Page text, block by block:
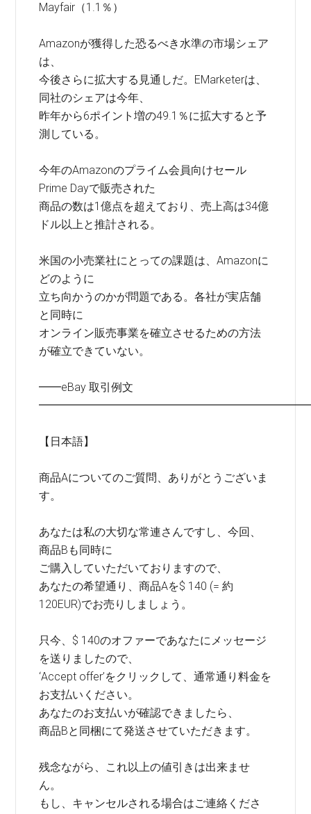
Mayfair（1.1％）
Amazonが獲得した恐るべき水準の市場シェア
は、
今後さらに拡大する見通しだ。EMarketerは、
同社のシェアは今年、
昨年から6ポイント増の49.1％に拡大すると予
測している。
今年のAmazonのプライム会員向けセール
Prime Dayで販売された
商品の数は1億点を超えており、売上高は34億
ドル以上と推計される。
米国の小売業社にとっての課題は、Amazonに
どのように
立ち向かうのかが問題である。各社が実店舗
と同時に
オンライン販売事業を確立させるための方法
が確立できていない。
━━eBay 取引例文
【日本語】
商品Aについてのご質問、ありがとうございま
す。
あなたは私の大切な常連さんですし、今回、
商品Bも同時に
ご購入していただいておりますので、
あなたの希望通り、商品Aを$ 140 (= 約
120EUR)でお売りしましょう。
只今、$ 140のオファーであなたにメッセージ
を送りましたので、
‘Accept offer’をクリックして、通常通り料金を
お支払いください。
あなたのお支払いが確認できましたら、
商品Bと同梱にて発送させていただきます。
残念ながら、これ以上の値引きは出来ませ
ん。
もし、キャンセルされる場合はご連絡くださ